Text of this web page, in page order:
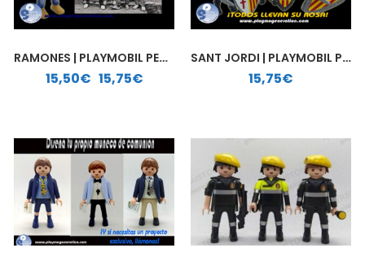
RAMONES | PLAYMOBIL PERSONALIZADO
15,50€ 15,75€
Rango de precios: desde 15,50€ hasta 15,75€
SANT JORDI | PLAYMOBIL PERSONALIZADO
15,75€